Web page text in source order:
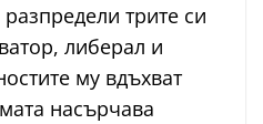
трите си
либерал и
му вдъхват
насърчава